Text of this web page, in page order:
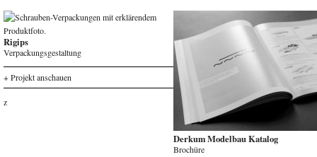
z
Rigips
Verpackungsgestaltung
+ Projekt anschauen
z
Derkum Modelbau Katalog
Brochüre